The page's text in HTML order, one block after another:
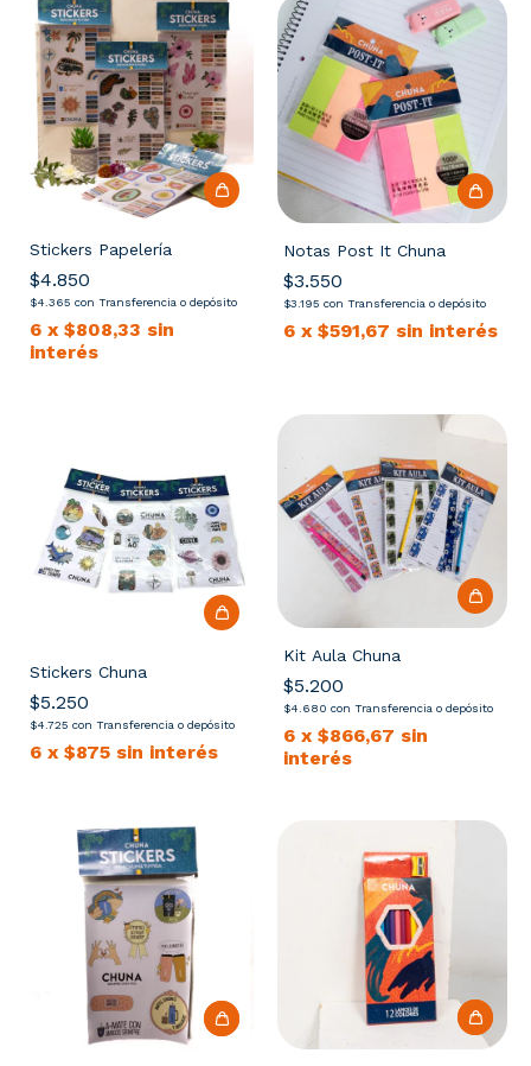
Stickers Papelería
$4.850
$4.365 con Transferencia o depósito
6 x $808,33 sin
interés
Notas Post It Chuna
$3.550
$3.195 con Transferencia o depósito
6 x $591,67 sin interés
Stickers Chuna
$5.250
$4.725 con Transferencia o depósito
6 x $875 sin interés
Kit Aula Chuna
$5.200
$4.680 con Transferencia o depósito
6 x $866,67 sin
interés